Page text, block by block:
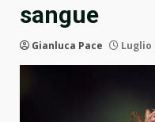
sangue
Gianluca Pace Luglio